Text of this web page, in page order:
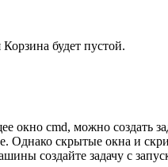
будет пустой.
окно cmd, можно создать
Однако скрытые окна и
создайте задачу с